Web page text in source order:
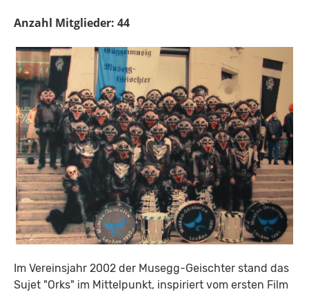
Anzahl Mitglieder: 44
Im Vereinsjahr 2002 der Musegg-Geischter stand das
Sujet "Orks" im Mittelpunkt, inspiriert vom ersten Film